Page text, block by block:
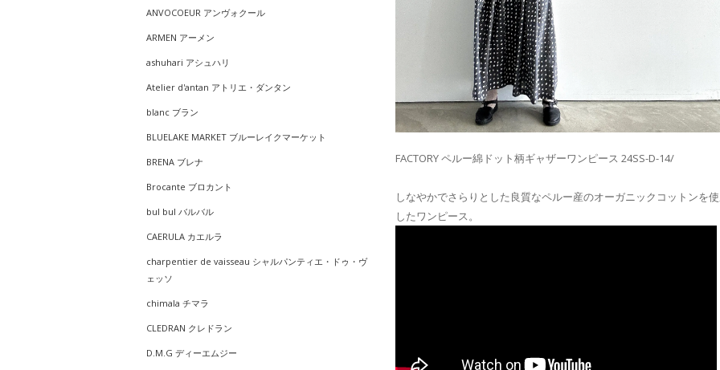
ANVOCOEUR アンヴォクール
ARMEN アーメン
ashuhari アシュハリ
Atelier d'antan アトリエ・ダンタン
blanc ブラン
BLUELAKE MARKET ブルーレイクマーケット
BRENA ブレナ
Brocante ブロカント
bul bul バルバル
CAERULA カエルラ
charpentier de vaisseau シャルパンティエ・ドゥ・ヴ
ェッソ
chimala チマラ
CLEDRAN クレドラン
D.M.G ディーエムジー
FACTORY ペルー綿ドット柄ギャザーワンピース 24SS-D-14/
しなやかでさらりとした良質なペルー産のオーガニックコットンを
したワンピース。